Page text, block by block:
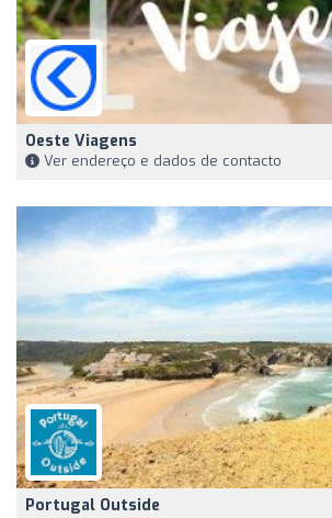
Oeste Viagens
Ver endereço e dados de contacto
Portugal Outside